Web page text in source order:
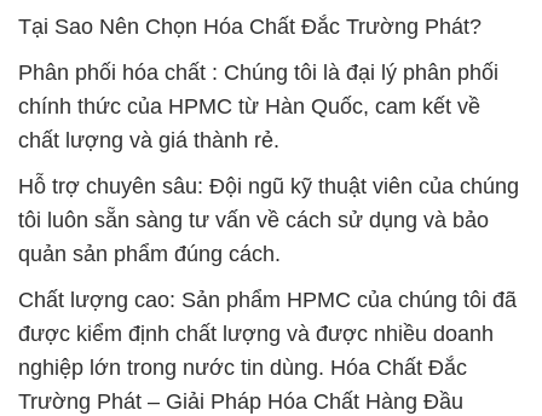
Tại Sao Nên Chọn Hóa Chất Đắc Trường Phát?
Phân phối hóa chất : Chúng tôi là đại lý phân phối
chính thức của HPMC từ Hàn Quốc, cam kết về
chất lượng và giá thành rẻ.
Hỗ trợ chuyên sâu: Đội ngũ kỹ thuật viên của chúng
tôi luôn sẵn sàng tư vấn về cách sử dụng và bảo
quản sản phẩm đúng cách.
Chất lượng cao: Sản phẩm HPMC của chúng tôi đã
được kiểm định chất lượng và được nhiều doanh
nghiệp lớn trong nước tin dùng. Hóa Chất Đắc
Trường Phát – Giải Pháp Hóa Chất Hàng Đầu